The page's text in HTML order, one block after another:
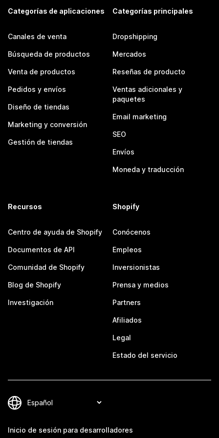
Categorías de aplicaciones
Canales de venta
Búsqueda de productos
Venta de productos
Pedidos y envíos
Diseño de tiendas
Marketing y conversión
Gestión de tiendas
Categorías principales
Dropshipping
Mercados
Reseñas de producto
Ventas adicionales y
paquetes
Email marketing
SEO
Envíos
Moneda y traducción
Recursos
Centro de ayuda de Shopify
Documentos de API
Comunidad de Shopify
Blog de Shopify
Investigación
Shopify
Conócenos
Empleos
Inversionistas
Prensa y medios
Partners
Afiliados
Legal
Estado del servicio
Inicio de sesión para desarrolladores